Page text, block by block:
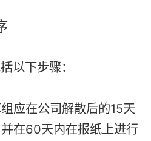
以下步骤：
应在公司解散后的15天
在60天内在报纸上进行